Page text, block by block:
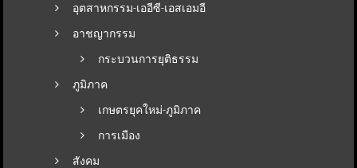
อุตสาหกรรม-เออีซี-เอสเอมอี
อาชญากรรม
กระบวนการยุติธรรม
ภูมิภาค
เกษตรยุคใหม่-ภูมิภาค
การเมือง
สังคม